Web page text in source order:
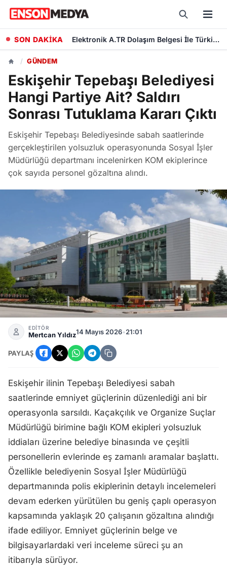
SON DAKİKA Elektronik A.TR Dolaşım Belgesi İle Türkiye'den Avrupa'ya İlk İhracat Gerçekleşti
/ GÜNDEM
Eskişehir Tepebaşı Belediyesi
Hangi Partiye Ait? Saldırı
Sonrası Tutuklama Kararı Çıktı
Eskişehir Tepebaşı Belediyesinde sabah saatlerinde
gerçekleştirilen yolsuzluk operasyonunda Sosyal İşler
Müdürlüğü departmanı incelenirken KOM ekiplerince
çok sayıda personel gözaltına alındı.
Eskişehir Tepebaşı Belediyesi Hangi Partiye Ait? Saldırı
EDİTÖR
Mertcan Yıldız14 Mayıs 2026•21:01
PAYLAŞ
Eskişehir ilinin Tepebaşı Belediyesi sabah
saatlerinde emniyet güçlerinin düzenlediği ani bir
operasyonla sarsıldı. Kaçakçılık ve Organize Suçlar
Müdürlüğü birimine bağlı KOM ekipleri yolsuzluk
iddiaları üzerine belediye binasında ve çeşitli
personellerin evlerinde eş zamanlı aramalar başlattı.
Özellikle belediyenin Sosyal İşler Müdürlüğü
departmanında polis ekiplerinin detaylı incelemeleri
devam ederken yürütülen bu geniş çaplı operasyon
kapsamında yaklaşık 20 çalışanın gözaltına alındığı
ifade ediliyor. Emniyet güçlerinin belge ve
bilgisayarlardaki veri inceleme süreci şu an
itibarıyla sürüyor.